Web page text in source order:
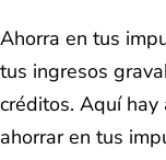
Ahorra en tus
tus ingresos
créditos. Aquí
ahorrar en tus